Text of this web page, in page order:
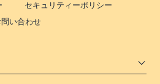
セキュリティーポリシー
問い合わせ